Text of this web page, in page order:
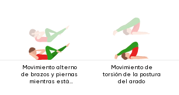
Movimiento alterno
de brazos y piernas
mientras está
Movimiento de
torsión de la postura
del arado